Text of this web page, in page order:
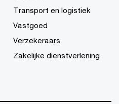
Transport en logistiek
Vastgoed
Verzekeraars
Zakelijke dienstverlening